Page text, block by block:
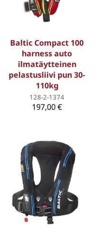
Baltic Compact 100
harness auto
ilmatäytteinen
pelastusliivi pun 30-
110kg
128-2-1374
197,00 €